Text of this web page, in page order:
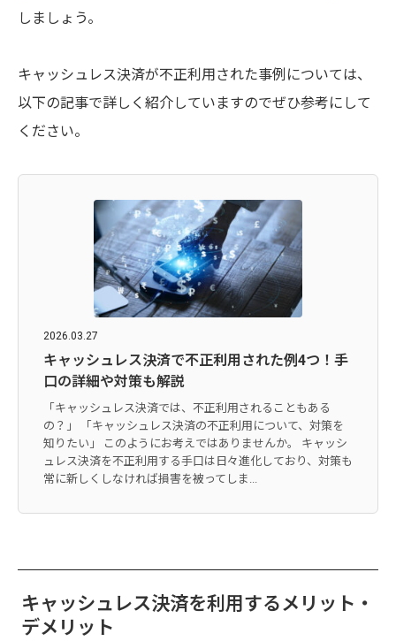
しましょう。
キャッシュレス決済が不正利用された事例については、
以下の記事で詳しく紹介していますのでぜひ参考にして
ください。
2026.03.27
キャッシュレス決済で不正利用された例4つ！手
口の詳細や対策も解説
「キャッシュレス決済では、不正利用されることもある
の？」 「キャッシュレス決済の不正利用について、対策を
知りたい」 このようにお考えではありませんか。 キャッシ
ュレス決済を不正利用する手口は日々進化しており、対策も
常に新しくしなければ損害を被ってしま...
キャッシュレス決済を利用するメリット・
デメリット